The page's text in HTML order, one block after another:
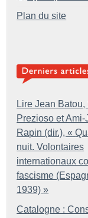
Plan du site
Lire Jean
Prezioso et
Rapin (dir.), «
nuit. Volontaires
internationaux
fascisme
1939) »
Catalogne :